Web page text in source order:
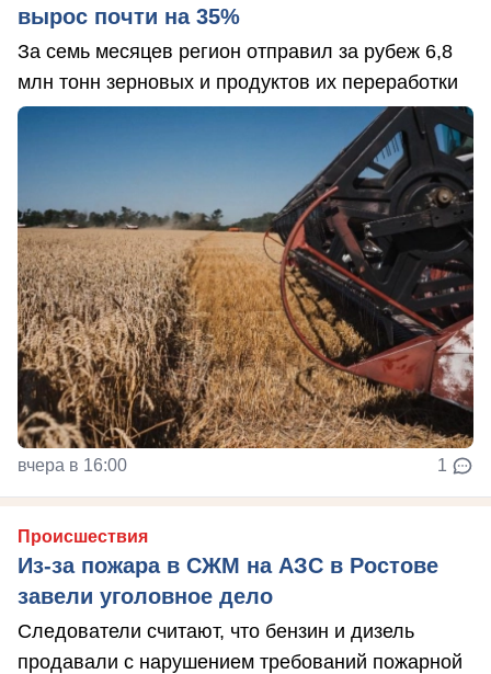
вырос почти на 35%
За семь месяцев регион отправил за рубеж 6,8
млн тонн зерновых и продуктов их переработки
вчера в 16:00 1
Происшествия
Из-за пожара в СЖМ на АЗС в Ростове
завели уголовное дело
Следователи считают, что бензин и дизель
продавали с нарушением требований пожарной